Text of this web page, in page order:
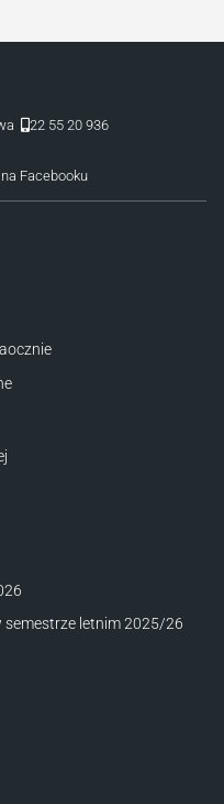
22 55 20 936
Facebooku
semestrze letnim 2025/26